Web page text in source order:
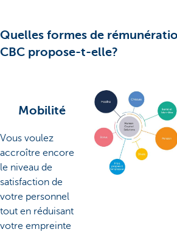
Quelles formes de
CBC propose-t-elle?
Mobilité
Vous voulez
accroître encore
le niveau de
satisfaction de
votre personnel
tout en réduisant
votre empreinte